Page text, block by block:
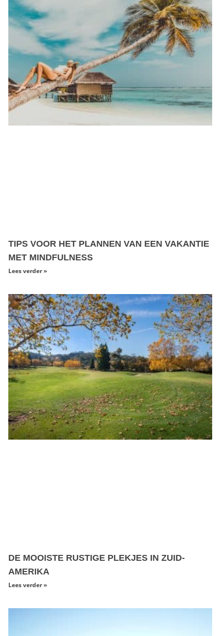
TIPS VOOR HET PLANNEN VAN EEN VAKANTIE
MET MINDFULNESS
Lees verder »
DE MOOISTE RUSTIGE PLEKJES IN ZUID-
AMERIKA
Lees verder »